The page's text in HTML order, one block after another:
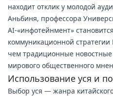
находит отклик у молодой
Аньбиня, профессора
AI-«инфотейнмент»
коммуникационной
чем традиционные
мирового общественного
Использование уся и
Выбор уся — жанра